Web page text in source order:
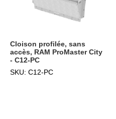
Cloison profilée, sans
accès, RAM ProMaster City
- C12-PC
SKU: C12-PC